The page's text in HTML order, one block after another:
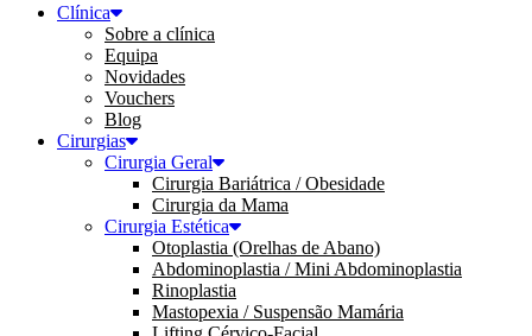
Clínica
Sobre a clínica
Equipa
Novidades
Vouchers
Blog
Cirurgias
Cirurgia Geral
Cirurgia Bariátrica / Obesidade
Cirurgia da Mama
Cirurgia Estética
Otoplastia (Orelhas de Abano)
Abdominoplastia / Mini Abdominoplastia
Rinoplastia
Mastopexia / Suspensão Mamária